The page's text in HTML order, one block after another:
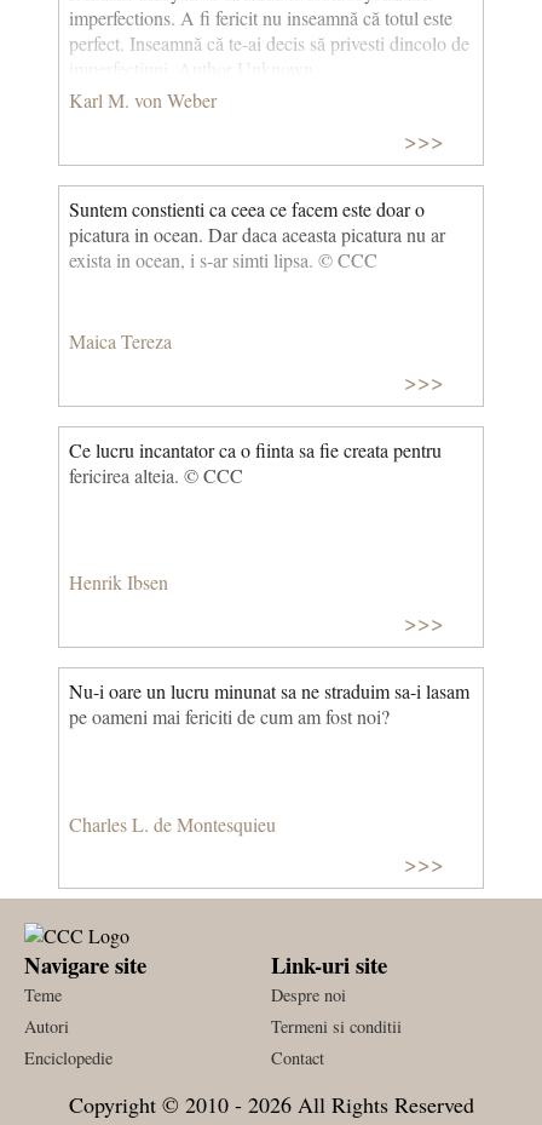
imperfections. A fi fericit nu inseamnă că totul este
perfect. Inseamnă că te-ai decis să privesti dincolo de
imperfecţiuni. Author Unknown
Karl M. von Weber
>>>
Suntem constienti ca ceea ce facem este doar o
picatura in ocean. Dar daca aceasta picatura nu ar
exista in ocean, i s-ar simti lipsa. © CCC
Maica Tereza
>>>
Ce lucru incantator ca o fiinta sa fie creata pentru
fericirea alteia. © CCC
Henrik Ibsen
>>>
Nu-i oare un lucru minunat sa ne straduim sa-i lasam
pe oameni mai fericiti de cum am fost noi?
Charles L. de Montesquieu
>>>
Navigare site
Teme
Autori
Enciclopedie
Link-uri site
Despre noi
Termeni si conditii
Contact
Copyright © 2010 - 2026 All Rights Reserved